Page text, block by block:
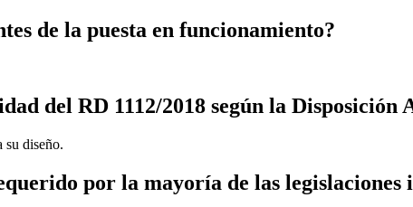
de la puesta en funcionamiento?
del RD 1112/2018 según la
su diseño.
por la mayoría de las legislaciones